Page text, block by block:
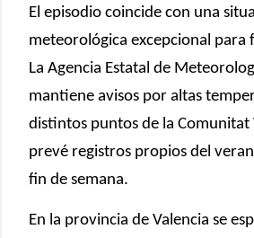
El episodio coincide con una
meteorológica excepcional para
La Agencia Estatal de
mantiene avisos por altas
distintos puntos de la Comunitat
prevé registros propios del
fin de semana.
En la provincia de Valencia se